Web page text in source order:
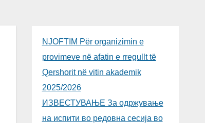
NJOFTIM Për organizimin e
provimeve në afatin e rregullt të
Qershorit në vitin akademik
2025/2026
ИЗВЕСТУВАЊЕ За одржување
на испити во редовна сесија во